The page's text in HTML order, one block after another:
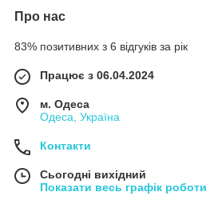
Про нас
83% позитивних з 6 відгуків за рік
Працює з 06.04.2024
м. Одеса
Одеса, Україна
Контакти
Сьогодні вихідний
Показати весь графік роботи